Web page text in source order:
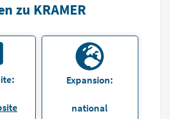
zu KRAMER
Expansion:
national